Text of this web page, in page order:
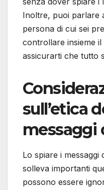
Inoltre, puoi parlare
persona di cui sei
controllare insieme
assicurarti che tutto
sull’etica
messaggi
Lo spiare i
solleva importanti
possono essere